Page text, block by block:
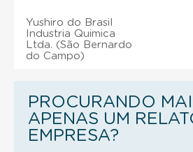
Yushiro do Brasil
Industria Quimica
Ltda. (São Bernardo
do Campo)
PROCURANDO
APENAS UM
EMPRESA?